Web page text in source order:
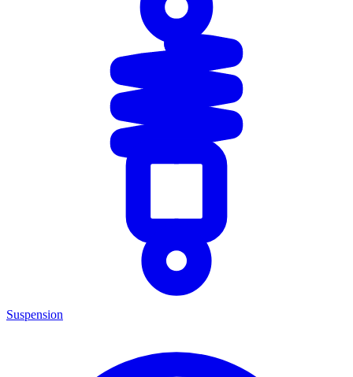
Suspension